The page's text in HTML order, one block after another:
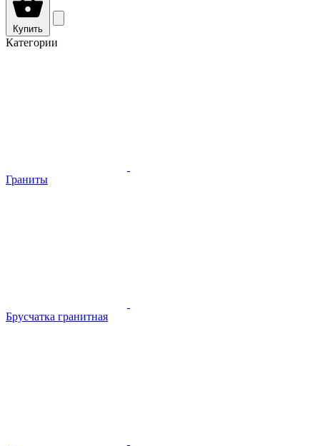
Купить
Категории
Граниты
Брусчатка гранитная